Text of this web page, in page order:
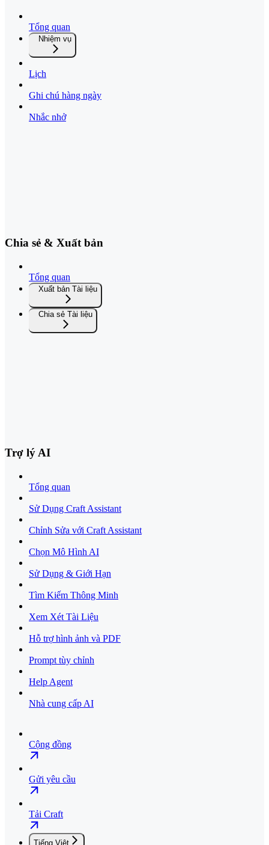
Tổng quan
Nhiệm vụ
Lịch
Ghi chú hàng ngày
Nhắc nhở
Chia sẻ & Xuất bản
Tổng quan
Xuất bản Tài liệu
Chia sẻ Tài liệu
Trợ lý AI
Tổng quan
Sử Dụng Craft Assistant
Chỉnh Sửa với Craft Assistant
Chọn Mô Hình AI
Sử Dụng & Giới Hạn
Tìm Kiếm Thông Minh
Xem Xét Tài Liệu
Hỗ trợ hình ảnh và PDF
Prompt tùy chỉnh
Help Agent
Nhà cung cấp AI
Cộng đồng
Gửi yêu cầu
Tải Craft
Tiếng Việt